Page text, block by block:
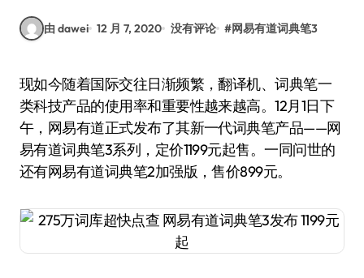
由 dawei 12 月 7, 2020 没有评论 #网易有道词典笔3
现如今随着国际交往日渐频繁，翻译机、词典笔一
类科技产品的使用率和重要性越来越高。12月1日下
午，网易有道正式发布了其新一代词典笔产品——网
易有道词典笔3系列，定价1199元起售。一同问世的
还有网易有道词典笔2加强版，售价899元。